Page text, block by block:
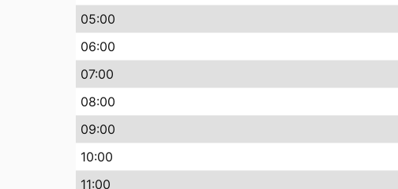
05:00
06:00
07:00
08:00
09:00
10:00
11:00